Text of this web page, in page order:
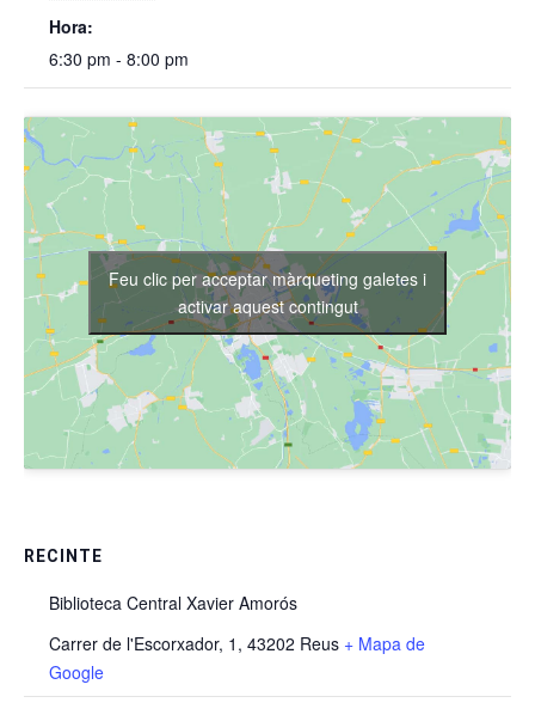
Hora:
6:30 pm - 8:00 pm
RECINTE
Biblioteca Central Xavier Amorós
Carrer de l'Escorxador, 1, 43202 Reus + Mapa de
Google
Feu clic per acceptar màrqueting galetes i
activar aquest contingut